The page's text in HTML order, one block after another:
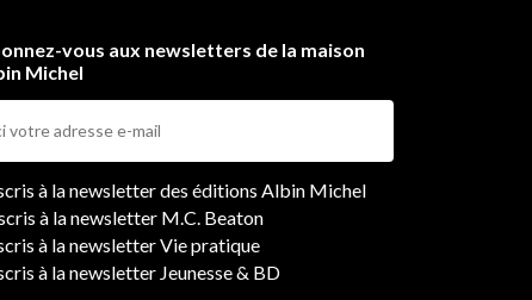
vous aux newsletters de la maison
Michel
à la newsletter des éditions Albin Michel
à la newsletter M.C. Beaton
à la newsletter Vie pratique
à la newsletter Jeunesse & BD